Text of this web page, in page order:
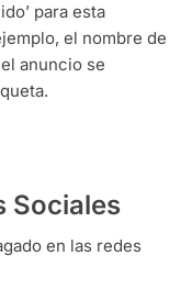
para esta
el nombre de
anuncio se
Sociales
en las redes